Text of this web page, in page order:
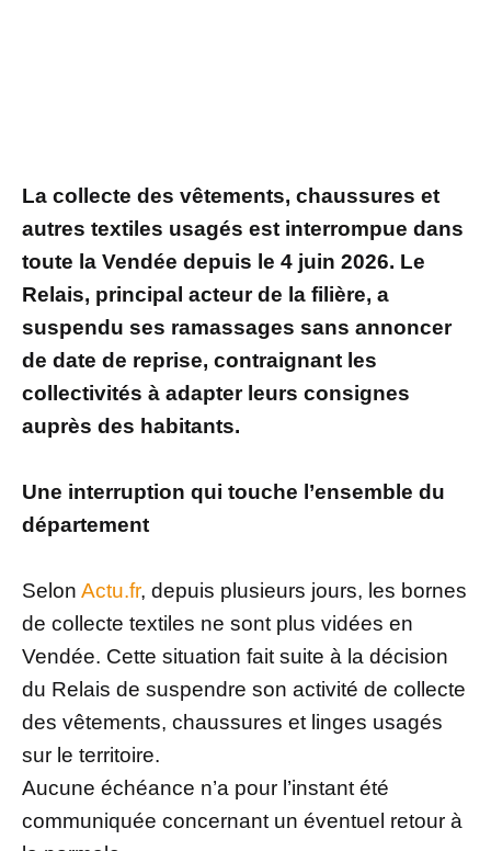
La collecte des vêtements, chaussures et
autres textiles usagés est interrompue dans
toute la Vendée depuis le 4 juin 2026. Le
Relais, principal acteur de la filière, a
suspendu ses ramassages sans annoncer
de date de reprise, contraignant les
collectivités à adapter leurs consignes
auprès des habitants.
Une interruption qui touche l’ensemble du
département
Selon Actu.fr, depuis plusieurs jours, les bornes
de collecte textiles ne sont plus vidées en
Vendée. Cette situation fait suite à la décision
du Relais de suspendre son activité de collecte
des vêtements, chaussures et linges usagés
sur le territoire.
Aucune échéance n’a pour l’instant été
communiquée concernant un éventuel retour à